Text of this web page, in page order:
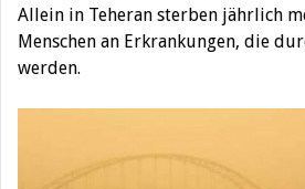
Allein in Teheran sterben jährlich
Menschen an Erkrankungen, die
werden.